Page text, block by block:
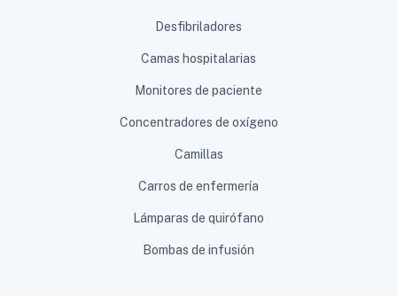
Desfibriladores
Camas hospitalarias
Monitores de paciente
Concentradores de oxígeno
Camillas
Carros de enfermería
Lámparas de quirófano
Bombas de infusión